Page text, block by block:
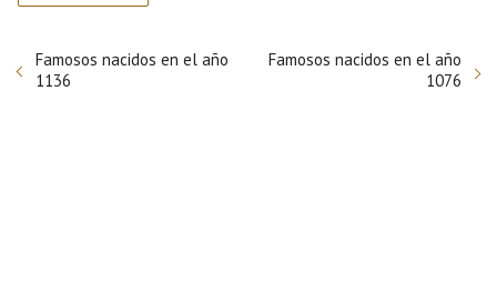
Famosos nacidos en el año
1136
Famosos nacidos en el año
1076